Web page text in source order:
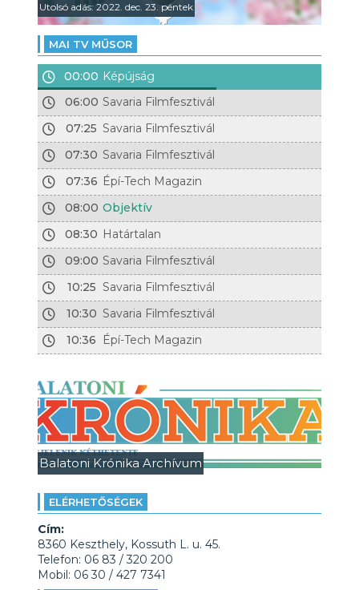
Utolsó adás: 2022. dec. 23. péntek
MAI TV MŰSOR
00:00 Képújság
06:00 Savaria Filmfesztivál
07:25 Savaria Filmfesztivál
07:30 Savaria Filmfesztivál
07:36 Épí-Tech Magazin
08:00 Objektív
08:30 Határtalan
09:00 Savaria Filmfesztivál
10:25 Savaria Filmfesztivál
10:30 Savaria Filmfesztivál
10:36
Épí-Tech Magazin
Balatoni Krónika Archívum
ELÉRHETŐSÉGEK
Cím:
8360 Keszthely, Kossuth L. u. 45.
Telefon: 06 83 / 320 200
Mobil: 06 30 / 427 7341